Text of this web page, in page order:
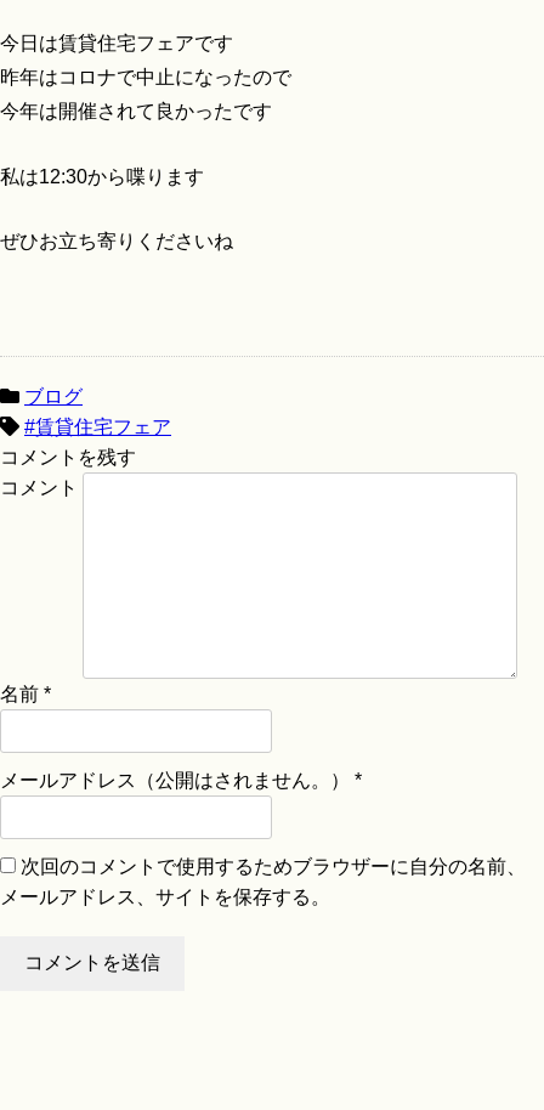
今日は賃貸住宅フェアです
昨年はコロナで中止になったので
今年は開催されて良かったです
私は12:30から喋ります
ぜひお立ち寄りくださいね
ブログ
#賃貸住宅フェア
コメントを残す
コメント
名前 *
メールアドレス（公開はされません。） *
次回のコメントで使用するためブラウザーに自分の名前、
メールアドレス、サイトを保存する。